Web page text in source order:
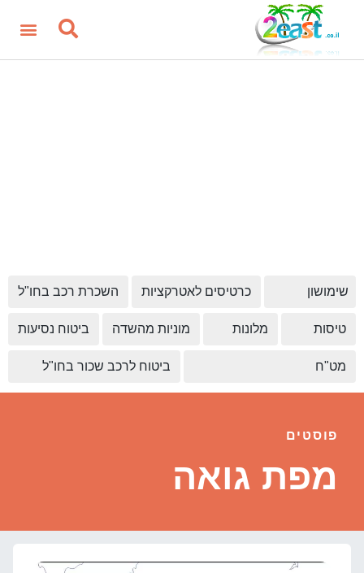
שימושון כרטיסים לאטרקציות השכרת רכב בחו"ל
טיסות מלונות מוניות מהשדה ביטוח נסיעות
מט"ח ביטוח לרכב שכור בחו"ל
פוסטים
מפת גואה